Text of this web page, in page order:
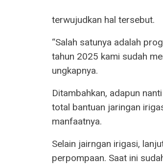
terwujudkan hal tersebut.
“Salah satunya adalah
tahun 2025 kami sudah
ungkapnya.
Ditambahkan, adapun
total bantuan jaringan
manfaatnya.
Selain jairngan irigasi,
perpompaan. Saat ini